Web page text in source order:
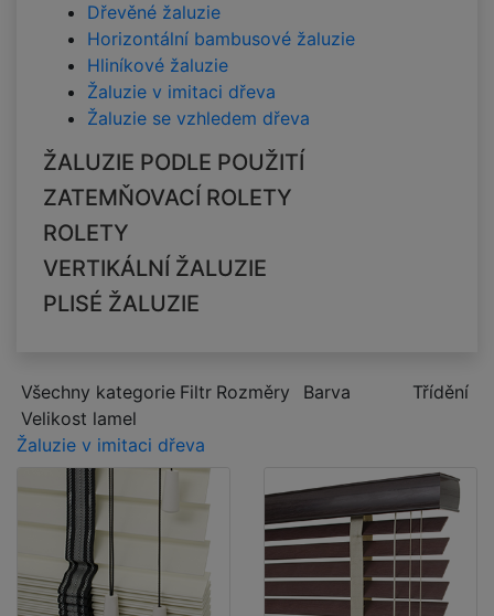
Dřevěné žaluzie
Horizontální bambusové žaluzie
Hliníkové žaluzie
Žaluzie v imitaci dřeva
Žaluzie se vzhledem dřeva
ŽALUZIE PODLE POUŽITÍ
ZATEMŇOVACÍ ROLETY
ROLETY
VERTIKÁLNÍ ŽALUZIE
PLISÉ ŽALUZIE
Všechny kategorie Filtr Rozměry
Barva
Velikost lamel
Třídění
Žaluzie v imitaci dřeva